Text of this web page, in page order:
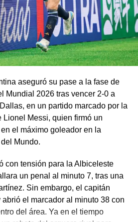
aseguró su pase a la fase de
Mundial 2026 tras vencer 2-0 a
en un partido marcado por la
Lionel Messi, quien firmó un
el máximo goleador en la
Mundo.
con tensión para la Albiceleste
un penal al minuto 7, tras una
Sin embargo, el capitán
el marcador al minuto 38 con
del área. Ya en el tiempo